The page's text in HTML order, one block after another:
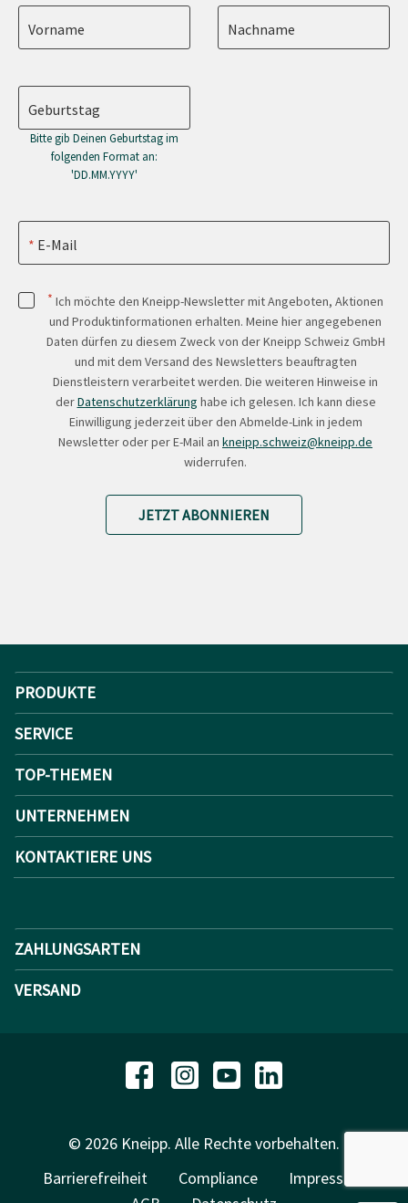
Vorname Nachname
Geburtstag
Bitte gib Deinen Geburtstag im
folgenden Format an:
'DD.MM.YYYY'
E-Mail
* Ich möchte den Kneipp-Newsletter mit Angeboten, Aktionen
und Produktinformationen erhalten. Meine hier angegebenen
Daten dürfen zu diesem Zweck von der Kneipp Schweiz GmbH
und mit dem Versand des Newsletters beauftragten
Dienstleistern verarbeitet werden. Die weiteren Hinweise in
derDatenschutzerklärung habe ich gelesen. Ich kann diese
Einwilligung jederzeit über den Abmelde-Link in jedem
Newsletter oder per E-Mail an kneipp.schweiz@kneipp.de
widerrufen.
JETZT ABONNIEREN
PRODUKTE
SERVICE
TOP-THEMEN
UNTERNEHMEN
KONTAKTIERE UNS
ZAHLUNGSARTEN
VERSAND
© 2026 Kneipp. Alle Rechte vorbehalten.
Barrierefreiheit
Compliance
Impressum